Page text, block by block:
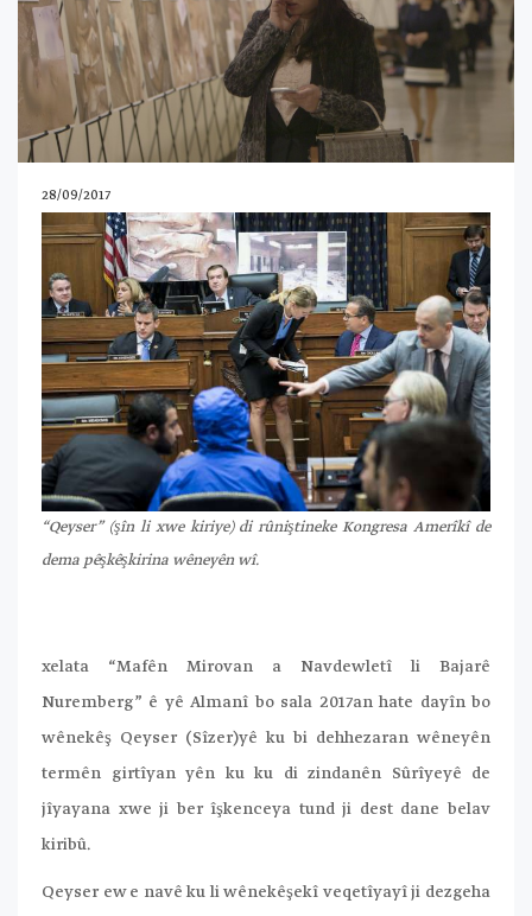
28/09/2017
“Qeyser” (şîn li xwe kiriye) di rûniştineke Kongresa Amerîkî de
dema pêşkêşkirina wêneyên wî.
xelata “Mafên Mirovan a Navdewletî li Bajarê
Nuremberg” ê yê Almanî bo sala 2017an hate dayîn bo
wênekêş Qeyser (Sîzer)yê ku bi dehhezaran wêneyên
termên girtîyan yên ku ku di zindanên Sûrîyeyê de
jîyayana xwe ji ber îşkenceya tund ji dest dane belav
kiribû.
Qeyser ew e navê ku li wênekêşekî veqetîyayî ji dezgeha